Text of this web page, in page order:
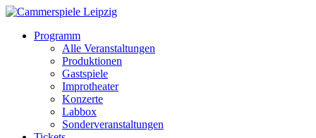
Programm
Alle Veranstaltungen
Produktionen
Gastspiele
Improtheater
Konzerte
Labbox
Sonderveranstaltungen